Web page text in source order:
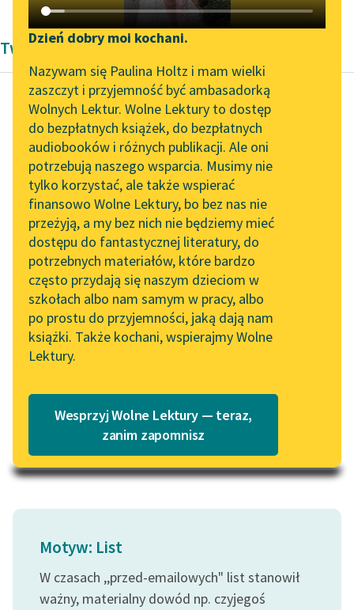
Katalog DAISY
Podkasty o książkach
Zgłoś brak utworu
Aktualności
„Prokurator Alicja Horn”
do słuchania
Byliśmy częścią AI Impact
Lab
Zapraszamy na spotkanie
online z tłumaczkami
literatury skandynawskiej
Spotkanie z Katarzyną
Tunkiel w Oslo
102. lata temu zmarł
Joseph Conrad
Lektury szkolne i klasyka
literatury do słuchania dla
uczennic i uczniów z
szkolnych i literatury do
słuchania dla uczennic i
uczniów z
niepełnosprawnościami
Narzędzia
Mapa Wolnych Lektur
Leśmianator
Przewodnik dla piszących i
czytających
API
OAI-PMH
Widget Wolnych Lektur
Przypisy
Katalog w formacie PDF
Dzień dobry moi kochani.
Nazywam się Paulina Holtz i mam wielki
zaszczyt i przyjemność być ambasadorką
Wolnych Lektur. Wolne Lektury to dostęp
do bezpłatnych książek, do bezpłatnych
audiobooków i różnych publikacji. Ale oni
potrzebują naszego wsparcia. Musimy nie
tylko korzystać, ale także wspierać
finansowo Wolne Lektury, bo bez nas nie
przeżyją, a my bez nich nie będziemy mieć
dostępu do fantastycznej literatury, do
potrzebnych materiałów, które bardzo
często przydają się naszym dzieciom w
szkołach albo nam samym w pracy, albo
po prostu do przyjemności, jaką dają nam
książki. Także kochani, wspierajmy Wolne
Lektury.
Wesprzyj Wolne Lektury — teraz,
zanim zapomnisz
Twórczość Pozytywizm Zofii Urbanowskiej
Zofia Urbanowska
Księżniczka
Jest mi tu
bardzo
dobrze,
droga
mateczko.
Pokoik
mam ładny i
wygodny,
Czytaj więcej
Motyw: List
W czasach ,,przed-emailowych" list stanowił
ważny, materialny dowód np. czyjegoś